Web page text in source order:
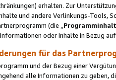
erhalten. Zur
und andere Verlinkungs-Tools,
(die „
oder Inhalte in Bezug
für das
und der Bezug einer
alle Informationen zu geben,